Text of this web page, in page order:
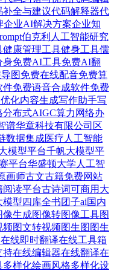
补全与建议代码解释器代
企业AI解决方案企业知
伯克利人工智能研究
健康管理工具健身工具儒
身免费AI工具免费AI翻
图免费在线配音免费算
件免费语音合成软件免费
化内容生成写作助手写
分布式AIGC算力网络办
谱华章科技有限公司 区
数据集成医疗人工智能
模型平台千帆大模型平
平台华盛顿大学人工智
画师古文古籍免费网站
阅读平台古诗词可商用大
模型 四库全书团子ai国内
像生成图像转图像工具图
频图文转视频图生图 图生
在线即时翻译在线工具箱
持在线编辑器在线翻译在
多样化绘画风格多样化设